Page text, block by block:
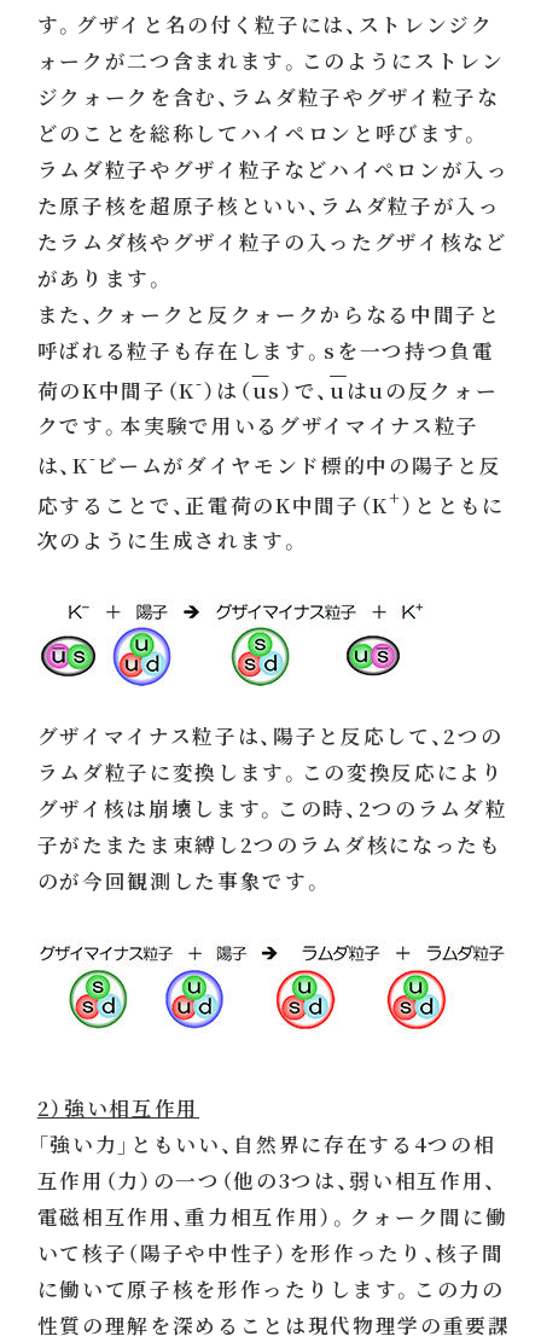
す。グザイと名の付く粒子には、ストレンジク
ォークが二つ含まれます。このようにストレン
ジクォークを含む、ラムダ粒子やグザイ粒子な
どのことを総称してハイペロンと呼びます。
ラムダ粒子やグザイ粒子などハイペロンが入っ
た原子核を超原子核といい、ラムダ粒子が入っ
たラムダ核やグザイ粒子の入ったグザイ核など
があります。
また、クォークと反クォークからなる中間子と
呼ばれる粒子も存在します。sを一つ持つ負電
荷のK中間子（K-）は（us）で、u はuの反クォー
クです。本実験で用いるグザイマイナス粒子
は、K-ビームがダイヤモンド標的中の陽子と反
応することで、正電荷のK中間子（K+）とともに
次のように生成されます。
グザイマイナス粒子は、陽子と反応して、2つの
ラムダ粒子に変換します。この変換反応により
グザイ核は崩壊します。この時、2つのラムダ粒
子がたまたま束縛し2つのラムダ核になったも
のが今回観測した事象です。
2）強い相互作用
「強い力」ともいい、自然界に存在する4つの相
互作用（力）の一つ（他の3つは、弱い相互作用、
電磁相互作用、重力相互作用）。クォーク間に働
いて核子（陽子や中性子）を形作ったり、核子間
に働いて原子核を形作ったりします。この力の
性質の理解を深めることは現代物理学の重要課